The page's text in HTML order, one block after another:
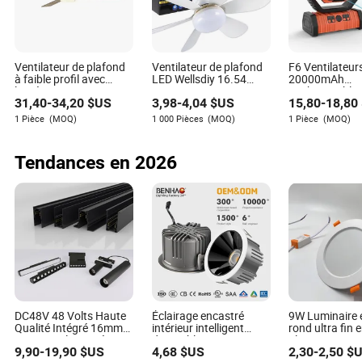
les routes ?
Les LED offrent une meilleure qualité de
lumière et une illumination instantanée, améliorant
la visibilité pour les conducteurs et réduisant le
risque d'accidents.
Les systèmes LED peuvent-ils être personnalisés
Oui, l'éclairage
LED peut être adapté à divers environnements et
exigences d'éclairage, ce qui les rend polyvalents
Que faut-il considérer lors du choix d'un système
d'éclairage pour les routes ?
l'efficacité énergétique, les exigences spécifiques de
la route et les impacts environnementaux potentiels.
Atticus Buck
Auteur
Ventilateur de plafond
à faible profil avec
lumière et
télécommande, pale en
contreplaqué à contrôle
intelligent
31,40-34,20 $US
1 Pièce (MOQ)
Ventilateur de plafond
LED Wellsdiy 16.54
télécommande lampe
intérieure
3,98-4,04$US
1 000 Pièces (MOQ)
F6
20000mAh
Camping
Ventilateur de
avec Lumière
15,80-18,80
1 Pièce (MOQ)
Tendances en 2026
DC48V 48 Volts Haute
Qualité Intégré 16mm
38mm Rail Magnétique
Linéaire Sans Bord
9,90-19,90 $US
Éclairage encastré
intérieur intelligent
dimmable Ra>90 7-30W
220V LED COB/SMD
4,68$US
9W Luminaire
rond ultra fin
aluminium
pression 85-
2,30-2,50